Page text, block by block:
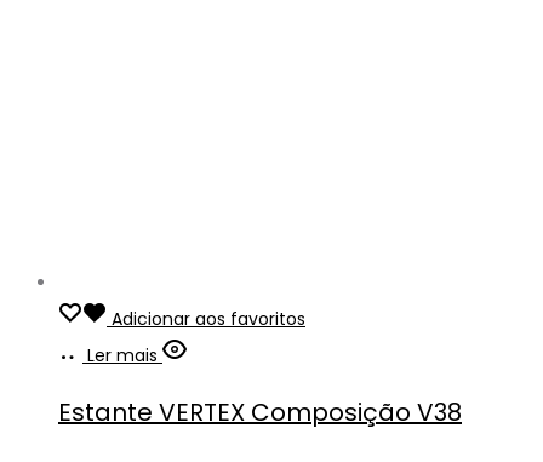
Adicionar aos favoritos
Ler mais
Estante VERTEX Composição V38